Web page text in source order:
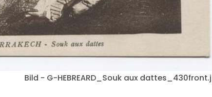
Bild - G-HEBREARD_Souk aux